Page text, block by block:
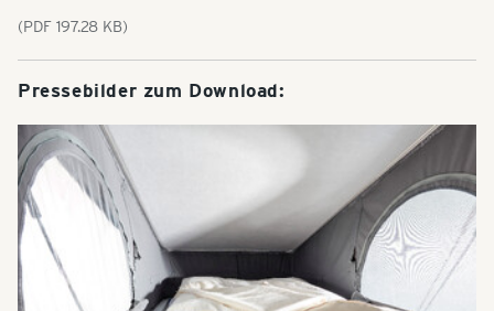
(PDF 197.28 KB)
Pressebilder zum Download: